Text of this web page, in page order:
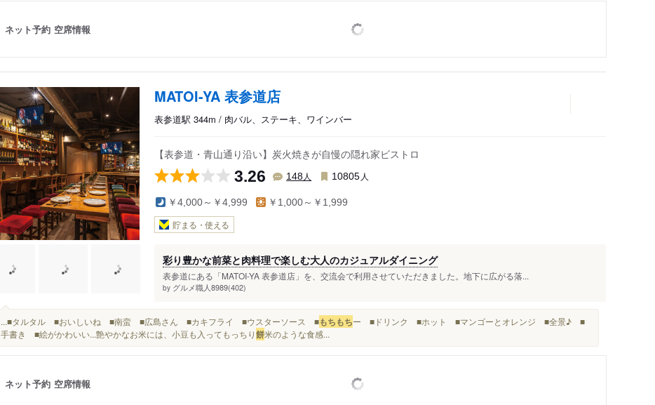
ネット予約 空席情報
MATOI-YA 表参道店
表参道駅 344m / 肉バル、ステーキ、ワインバー
【表参道・青山通り沿い】炭火焼きが自慢の隠れ家ビストロ
3.26 148人 10805 人
￥4,000～￥4,999 ￥1,000～￥1,999
貯まる・使える
彩り豊かな前菜と肉料理で楽しむ大人のカジュアルダイニング
表参道にある「MATOI-YA 表参道店」を、交流会で利用させていただきました。地下に広がる落...
by グルメ職人8989(402)
...■タルタル ■おいしいね ■南蛮 ■広島さん ■カキフライ ■ウスターソース ■もちもちー ■ドリンク ■ホット ■マンゴーとオレンジ ■全景♪ ■
手書き ■絵がかわいい...艶やかなお米には、小豆も入ってもっちり餅米のような食感...
ネット予約 空席情報